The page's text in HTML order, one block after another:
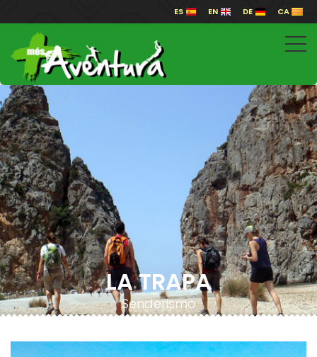
ES EN DE CA
LA TRAPA
Senderismo